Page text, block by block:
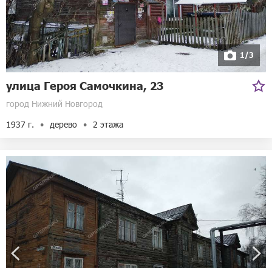
1/3
улица Героя Самочкина, 23
город Нижний Новгород
1937 г.
дерево 2 этажа